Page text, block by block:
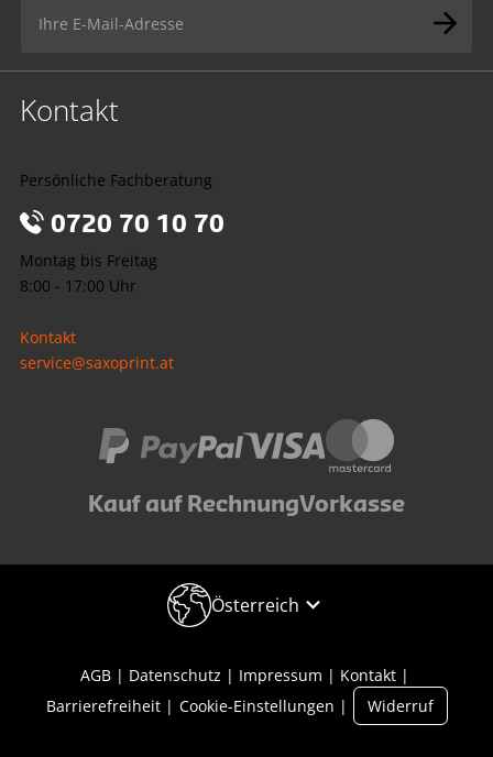
Kontakt
Persönliche Fachberatung
0720 70 10 70
Montag bis Freitag
8:00 - 17:00 Uhr
Kontakt
service@saxoprint.at
Kauf auf RechnungVorkasse
Österreich
AGB Datenschutz Impressum
Kontakt
Barrierefreiheit
Cookie-Einstellungen Widerruf